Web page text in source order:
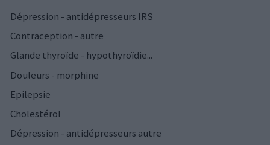
Dépression - antidépresseurs IRS
Contraception - autre
Glande thyroïde - hypothyroïdie...
Douleurs - morphine
Epilepsie
Cholestérol
Dépression - antidépresseurs autre